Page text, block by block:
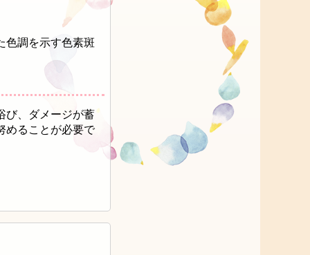
色調を示す色素斑
び、ダメージが蓄
めることが必要で